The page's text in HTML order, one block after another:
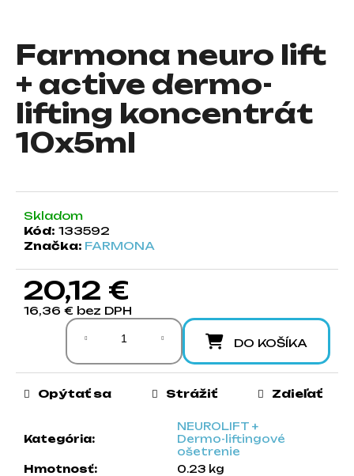
Farmona neuro lift
+ active dermo-
lifting koncentrát
10x5ml
Skladom
Kód: 133592
Značka: FARMONA
20,12 €
16,36 € bez DPH
Jednotková cena:
DO KOŠÍKA
Kategória:
NEUROLIFT +
Dermo-liftingové
ošetrenie
Hmotnosť:
0.23 kg
Opýtať sa Strážiť Zdieľať
j
s
ť
?
O
d
p
o
a
m